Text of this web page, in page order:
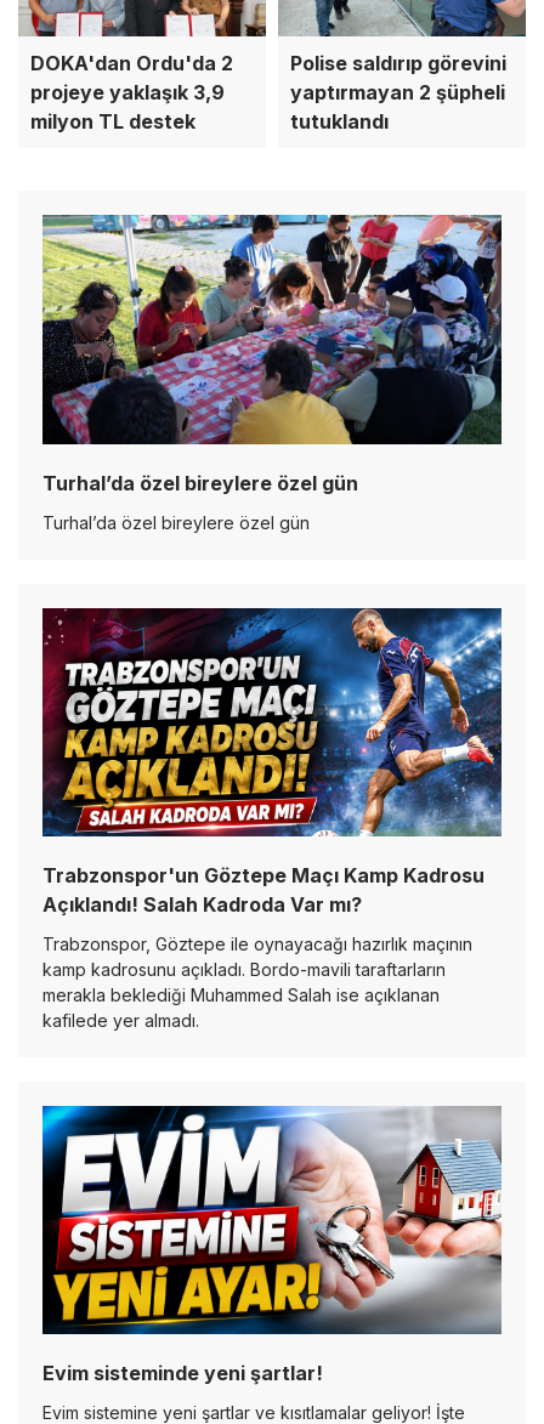
DOKA'dan Ordu'da 2
projeye yaklaşık 3,9
milyon TL destek
Polise saldırıp görevini
yaptırmayan 2 şüpheli
tutuklandı
Turhal’da özel bireylere özel gün
Turhal’da özel bireylere özel gün
Trabzonspor'un Göztepe Maçı Kamp Kadrosu
Açıklandı! Salah Kadroda Var mı?
Trabzonspor, Göztepe ile oynayacağı hazırlık maçının
kamp kadrosunu açıkladı. Bordo-mavili taraftarların
merakla beklediği Muhammed Salah ise açıklanan
kafilede yer almadı.
Evim sisteminde yeni şartlar!
Evim sistemine yeni şartlar ve kısıtlamalar geliyor! İşte